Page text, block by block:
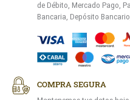
de Débito, Mercado Pago,
Bancaria, Depósito
COMPRA SEGURA